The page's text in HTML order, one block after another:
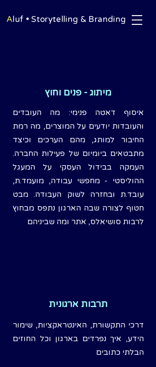
Aluf • Storytelling & Branding
מיתוג - פנים וחוץ
איסוף דאטה פנימי: מה העובדים
והעובדות יודעים על המוצרים, מה רמת
החיבור למותג, מהם הערכים וכיצד
מתבטאים ביומיום של פעילות החברה.
העמקה בבידול העסקי על המעגל
ההוליסטי - מחפשי עבודה, מועמד.ת,
עובד.ת ובחזרה לשוק העבודה. מבט
חטוף לצורה שבה הארגון נתפס מבחוץ
לרבות סושיאלס, אתר ומה שביניהם
תרבות ארגונית
דרכי התקשורת, האינטראקציות, שימור
הידע, איך נפרדים בארגון וכל החוזים
הבלתי כתובים